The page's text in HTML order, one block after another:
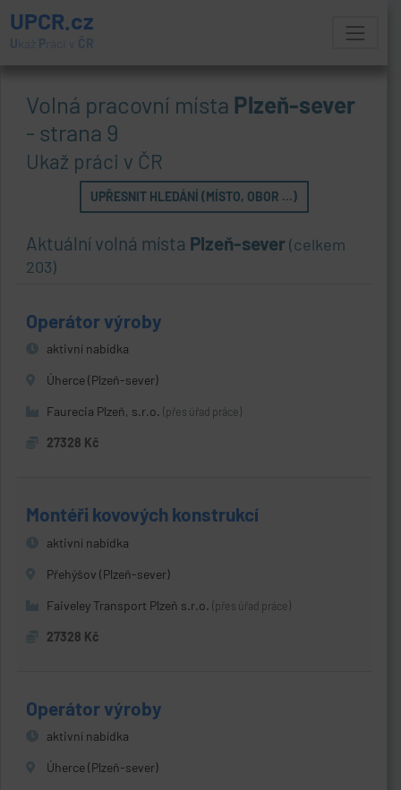
UPCR.cz
U kaž Práci v ČR
Volná pracovní místa Plzeň-sever
- strana 9
Ukaž práci v ČR
UPŘESNIT HLEDÁNÍ (MÍSTO, OBOR ...)
Aktuální volná místa Plzeň-sever(celkem
203)
Operátor výroby
aktivní nabídka
Úherce (Plzeň-sever)
Faurecia Plzeň, s.r.o. (přes úřad práce)
27328 Kč
Montéři kovových konstrukcí
aktivní nabídka
Přehýšov (Plzeň-sever)
Faiveley Transport Plzeň s.r.o. (přes úřad práce)
27328 Kč
Operátor výroby
aktivní nabídka
Úherce (Plzeň-sever)